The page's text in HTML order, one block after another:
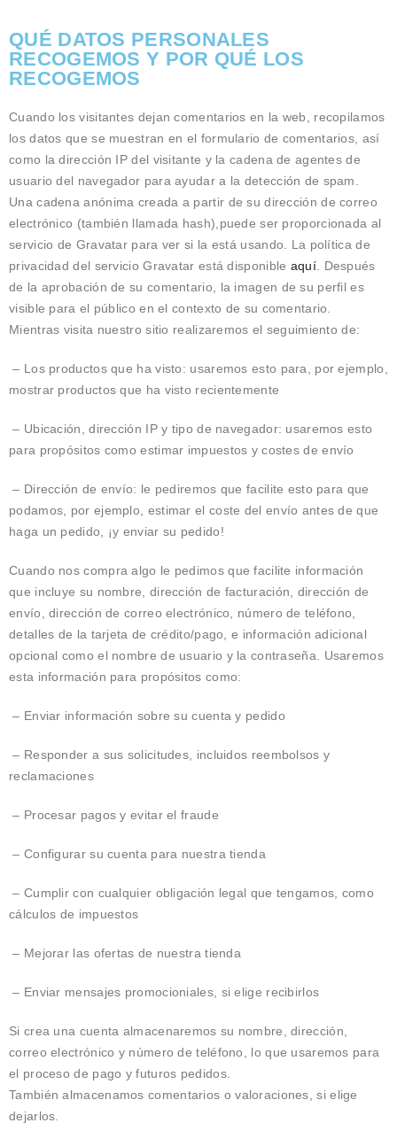
QUÉ DATOS PERSONALES
RECOGEMOS Y POR QUÉ LOS
RECOGEMOS
Cuando los visitantes dejan comentarios en la web, recopilamos
los datos que se muestran en el formulario de comentarios, así
como la dirección IP del visitante y la cadena de agentes de
usuario del navegador para ayudar a la detección de spam.
Una cadena anónima creada a partir de su dirección de correo
electrónico (también llamada hash),puede ser proporcionada al
servicio de Gravatar para ver si la está usando. La política de
privacidad del servicio Gravatar está disponible aquí. Después
de la aprobación de su comentario, la imagen de su perfil es
visible para el público en el contexto de su comentario.
Mientras visita nuestro sitio realizaremos el seguimiento de:
– Los productos que ha visto: usaremos esto para, por ejemplo,
mostrar productos que ha visto recientemente
– Ubicación, dirección IP y tipo de navegador: usaremos esto
para propósitos como estimar impuestos y costes de envío
– Dirección de envío: le pediremos que facilite esto para que
podamos, por ejemplo, estimar el coste del envío antes de que
haga un pedido, ¡y enviar su pedido!
Cuando nos compra algo le pedimos que facilite información
que incluye su nombre, dirección de facturación, dirección de
envío, dirección de correo electrónico, número de teléfono,
detalles de la tarjeta de crédito/pago, e información adicional
opcional como el nombre de usuario y la contraseña. Usaremos
esta información para propósitos como:
– Enviar información sobre su cuenta y pedido
– Responder a sus solicitudes, incluidos reembolsos y
reclamaciones
– Procesar pagos y evitar el fraude
– Configurar su cuenta para nuestra tienda
– Cumplir con cualquier obligación legal que tengamos, como
cálculos de impuestos
– Mejorar las ofertas de nuestra tienda
– Enviar mensajes promocioniales, si elige recibirlos
Si crea una cuenta almacenaremos su nombre, dirección,
correo electrónico y número de teléfono, lo que usaremos para
el proceso de pago y futuros pedidos.
También almacenamos comentarios o valoraciones, si elige
dejarlos.